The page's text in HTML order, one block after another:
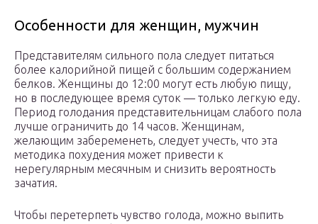
Особенности для женщин, мужчин
Представителям сильного пола следует питаться
более калорийной пищей с большим содержанием
белков. Женщины до 12:00 могут есть любую пищу,
но в последующее время суток — только легкую еду.
Период голодания представительницам слабого пола
лучше ограничить до 14 часов. Женщинам,
желающим забеременеть, следует учесть, что эта
методика похудения может привести к
нерегулярным месячным и снизить вероятность
зачатия.
Чтобы перетерпеть чувство голода, можно выпить